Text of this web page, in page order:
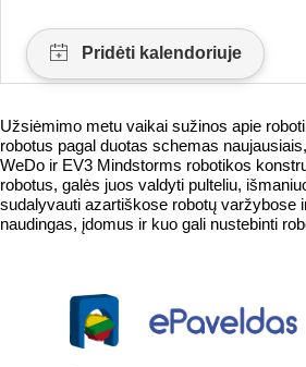
Užsiėmimo metu vaikai sužinos apie
robotus pagal duotas schemas
WeDo ir EV3 Mindstorms robotikos
robotus, galės juos valdyti pulteliu,
sudalyvauti azartiškose robotų varžybose
naudingas, įdomus ir kuo gali nustebinti